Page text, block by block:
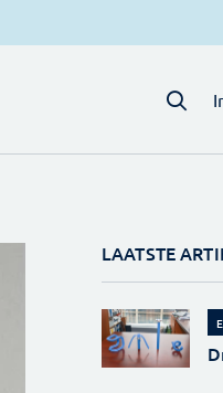
LAATSTE